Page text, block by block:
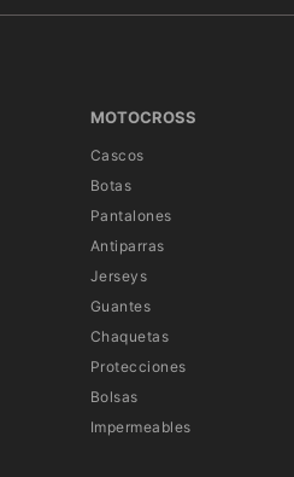
MOTOCROSS
Cascos
Botas
Pantalones
Antiparras
Jerseys
Guantes
Chaquetas
Protecciones
Bolsas
Impermeables